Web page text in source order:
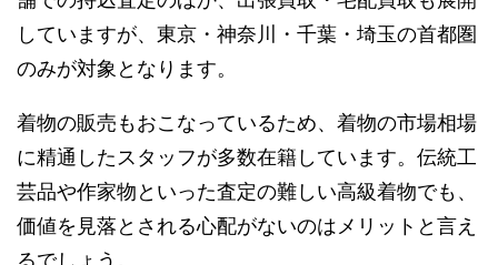
していますが、東京・神奈川・千葉・埼玉の首都圏
のみが対象となります。
着物の販売もおこなっているため、着物の市場相場
に精通したスタッフが多数在籍しています。伝統工
芸品や作家物といった査定の難しい高級着物でも、
価値を見落とされる心配がないのはメリットと言え
るでしょう。